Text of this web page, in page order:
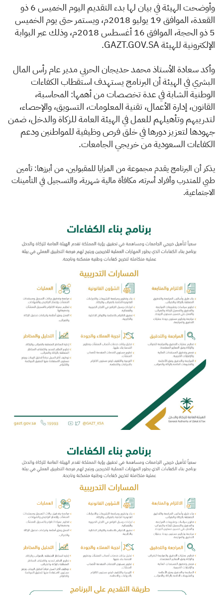
وأوضحت الهيئة في بيان لها بدء التقديم اليوم الخميس 6 ذو
القعدة، الموافق 19 يوليو 2018م، ويستمر حتى يوم الخميس
5 ذو الحجة، الموافق 16 أغسطس 2018م، وذلك عبر البوابة
الإلكترونية للهيئة GAZT.GOV.SA.
وأكد سعادة الأستاذ محمد حديجان الحربي مدير عام رأس المال
البشري في الهيئة أن البرنامج يستهدف استقطاب الكفاءات
الوطنية الشابة في عدة تخصصات من أهمها: المحاسبة،
القانون، إدارة الأعمال، تقنية المعلومات، التسويق، والإحصاء،
لتدريبهم وتأهيلهم للعمل في الهيئة العامة للزكاة والدخل، ضمن
جهودها لتعزيز دورها في خلق فرص وظيفية للمواطنين ودعم
الكفاءات السعودية من خريجي الجامعات.
يذكر أن البرنامج يقدم مجموعة من المزايا للمقبولين، من أبرزها: تأمين
طبي للمتدرب وأفراد أسرته، مكافأة مالية شهرية، والتسجيل في التأمينات
الاجتماعية.